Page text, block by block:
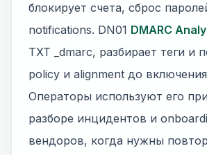
блокирует счета, сброс
notifications. DN01 DMARC
TXT _dmarc, разбирает теги и
policy и alignment до
Операторы используют его
разборе инцидентов и
вендоров, когда нужны